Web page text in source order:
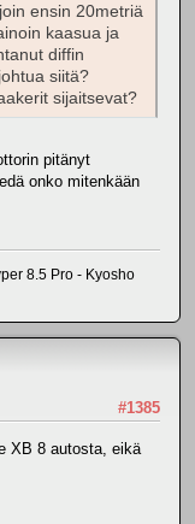
ensin 20metriä
kaasua ja
diffin
siitä?
sijaitsevat?
pitänyt
onko mitenkään
8.5 Pro - Kyosho
#1385
XB 8 autosta, eikä